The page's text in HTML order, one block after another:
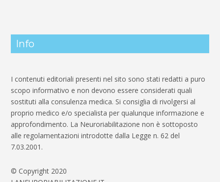
Info
I contenuti editoriali presenti nel sito sono stati redatti a puro
scopo informativo e non devono essere considerati quali
sostituti alla consulenza medica. Si consiglia di rivolgersi al
proprio medico e/o specialista per qualunque informazione e
approfondimento. La Neuroriabilitazione non è sottoposto
alle regolamentazioni introdotte dalla Legge n. 62 del
7.03.2001.
© Copyright 2020